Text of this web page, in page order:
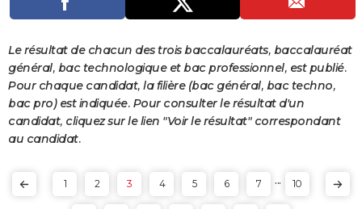
S'inscrire
Se connecter
Lycées
Collèges
Primaires
Universités
Entreprises
Service militaire
Avis de recherche
AVIS DE DÉCÈS
FORUM
Bricolage
Lifestyle
Culture
Sport
Auto
Television
Voyage
Cinema
Le résultat de chacun des trois baccalauréats, baccalauréat
général, bac technologique et bac professionnel, est publié.
Pour chaque candidat, la filière (bac général, bac techno,
bac pro) est indiquée. Pour consulter le résultat d'un
candidat, cliquez sur le lien "Voir le résultat" correspondant
au candidat.
1 2 3 4 5 6 7 ... 10